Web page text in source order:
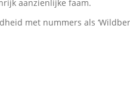
aanzienlijke faam.
met nummers als